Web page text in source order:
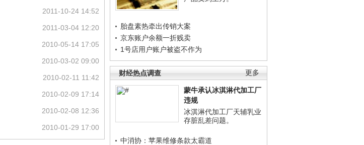
胎盘素热牵出传销大案
京东账户余额一折贱卖
1号店用户账户被盗不作为
更多
财经热点调查
蒙牛承认冰淇淋代加工厂
违规
冰淇淋代加工厂天辅乳业
存脏乱差问题。
中消协：苹果维修条款太霸道
2011-10-24 14:52
2011-03-04 12:20
2010-05-14 17:05
2010-03-02 09:00
2010-02-11 11:42
2010-02-09 17:14
2010-02-08 12:36
2010-01-29 17:00